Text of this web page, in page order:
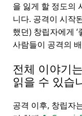
을 잃게 할 정도의
니다. 공격이 시작
했던) 창립자에게
사람들이 공격의
전체 이야기는
읽을 수 있습
공격 이후, 창립자